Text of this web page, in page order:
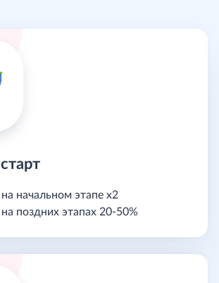
начальном этапе х2
поздних этапах 20‑50%